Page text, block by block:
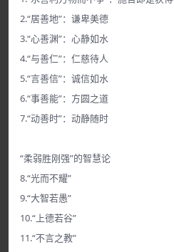
2.“居善地”：谦卑美德
3.“心善渊”：心静如水
4.“与善仁”：仁慈待人
5.“言善信”：诚信如水
6.“事善能”：方圆之道
7.“动善时”：动静随时
“柔弱胜刚强”的智慧论
8.“光而不耀”
9.“大智若愚”
10.“上德若谷”
11.“不言之教”